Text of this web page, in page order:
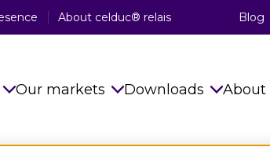
About celduc® relais Blog
Our markets Downloads About